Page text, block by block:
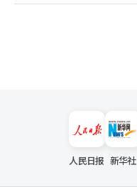
人民日报 新华社